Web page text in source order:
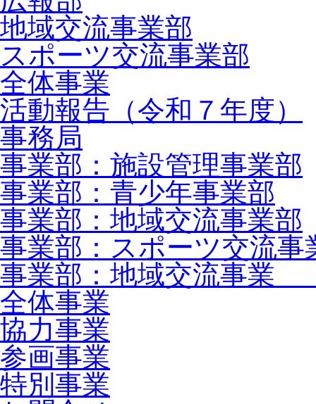
地域交流事業部
スポーツ交流事業部
全体事業
活動報告（令和７年度）
事務局
事業部：施設管理事業部
事業部：青少年事業部
事業部：地域交流事業部
事業部：スポーツ交流事
事業部：地域交流事業
全体事業
協力事業
参画事業
特別事業